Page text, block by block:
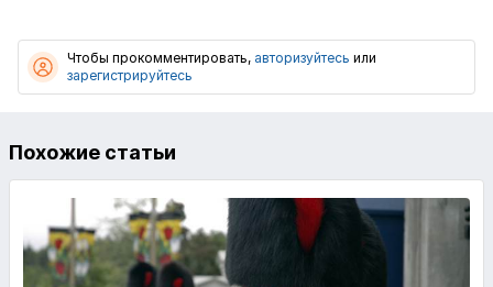
Чтобы прокомментировать, авторизуйтесь или
зарегистрируйтесь
Похожие статьи